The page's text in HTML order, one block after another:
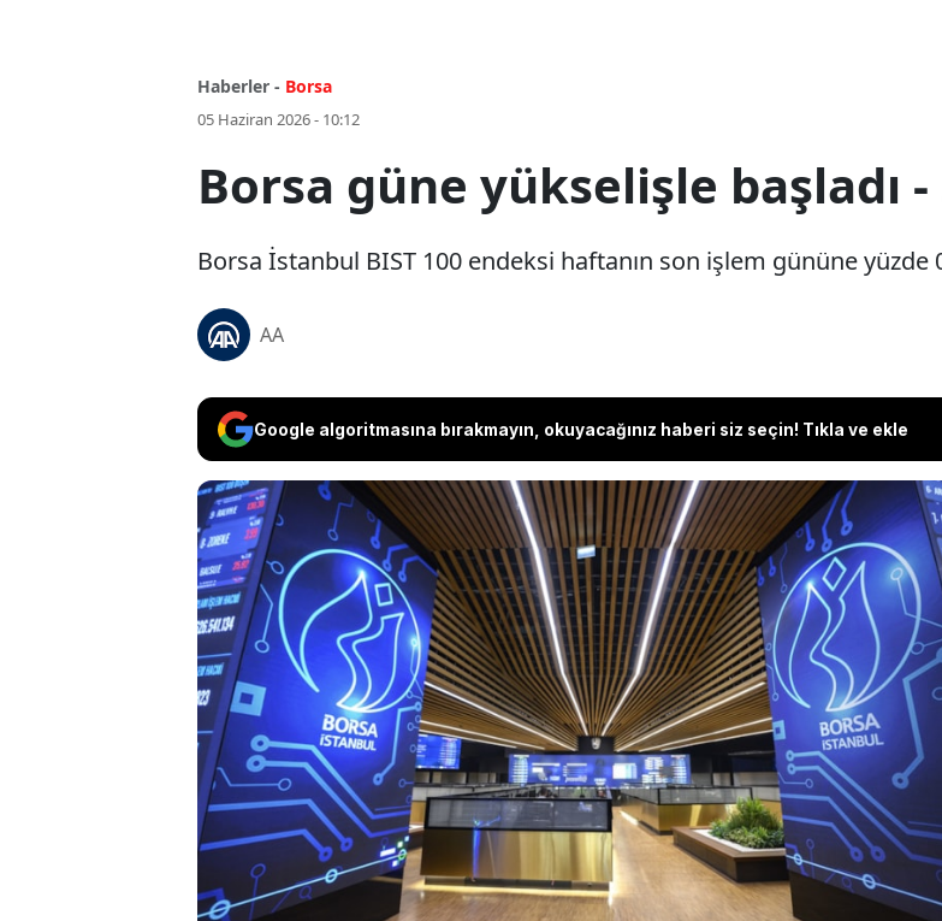
Haberler - Borsa
05 Haziran 2026 - 10:12
Borsa güne yükselişle başladı
Borsa İstanbul BIST 100 endeksi haftanın son işlem gününe yüzde
AA
Google algoritmasına bırakmayın, okuyacağınız haberi siz seçin! Tıkla ve ekle
Borsa İstanbul BIST 100 endeksi
işlem gününe yüzde 0,12 artışla 13.889,37
puandan başladı.